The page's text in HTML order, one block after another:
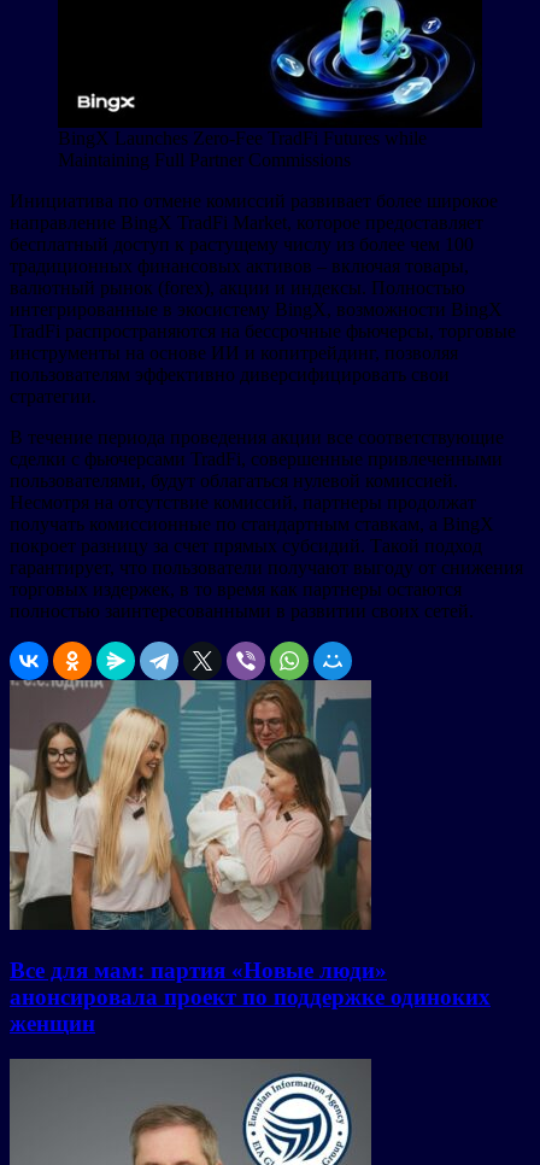
BingX Launches Zero-Fee TradFi Futures while
Maintaining Full Partner Commissions
Инициатива по отмене комиссий развивает более широкое
направление BingX TradFi Market, которое предоставляет
бесплатный доступ к растущему числу из более чем 100
традиционных финансовых активов – включая товары,
валютный рынок (forex), акции и индексы. Полностью
интегрированные в экосистему BingX, возможности BingX
TradFi распространяются на бессрочные фьючерсы, торговые
инструменты на основе ИИ и копитрейдинг, позволяя
пользователям эффективно диверсифицировать свои
стратегии.
В течение периода проведения акции все соответствующие
сделки с фьючерсами TradFi, совершенные привлеченными
пользователями, будут облагаться нулевой комиссией.
Несмотря на отсутствие комиссий, партнеры продолжат
получать комиссионные по стандартным ставкам, а BingX
покроет разницу за счет прямых субсидий. Такой подход
гарантирует, что пользователи получают выгоду от снижения
торговых издержек, в то время как партнеры остаются
полностью заинтересованными в развитии своих сетей.
Все для мам: партия «Новые люди»
анонсировала проект по поддержке одиноких
женщин